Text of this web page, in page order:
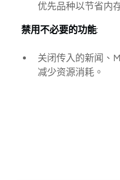
优先品种以节省内
禁用不必要的功能:
关闭传入的新闻、
减少资源消耗。